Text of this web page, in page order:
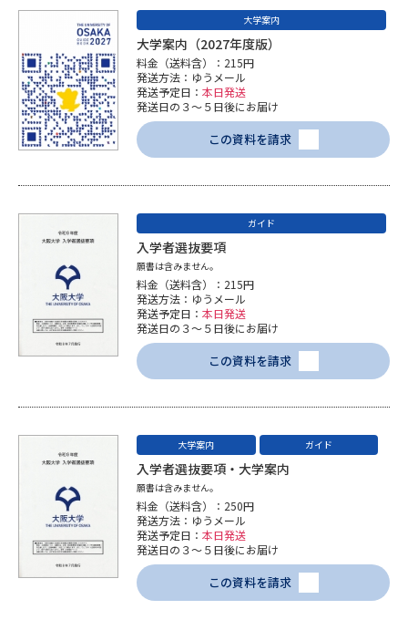
大学案内
大学案内（2027年度版）
料金（送料含）：215円
発送方法：ゆうメール
発送予定日： 本日発送
発送日の３～５日後にお届け
この資料を請求
ガイド
入学者選抜要項
願書は含みません。
料金（送料含）：215円
発送方法：ゆうメール
発送予定日： 本日発送
発送日の３～５日後にお届け
この資料を請求
大学案内 ガイド
入学者選抜要項・大学案内
願書は含みません。
料金（送料含）：250円
発送方法：ゆうメール
発送予定日： 本日発送
発送日の３～５日後にお届け
この資料を請求